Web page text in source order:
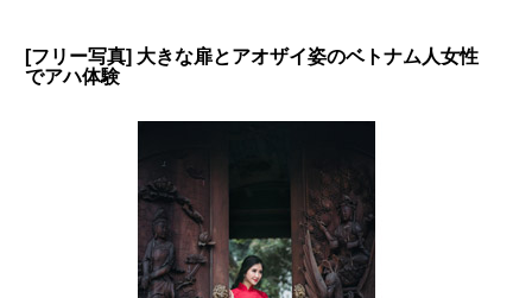
[フリー写真] 大きな扉とアオザイ姿のベトナム人女性
でアハ体験